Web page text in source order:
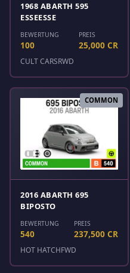
1968 ABARTH 595
ESSEESSE
BEWERTUNG
100
PREIS
25,000 CR
CULT CARSRWD
COMMON
2016 ABARTH 695
BIPOSTO
BEWERTUNG
540
PREIS
237,500 CR
HOT HATCHFWD